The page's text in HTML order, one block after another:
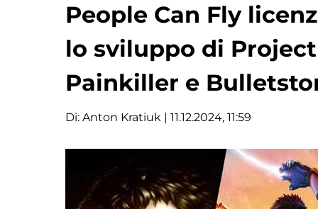
People Can Fly
lo sviluppo di
Painkiller e
Di: Anton Kratiuk | 11.12.2024, 11:59